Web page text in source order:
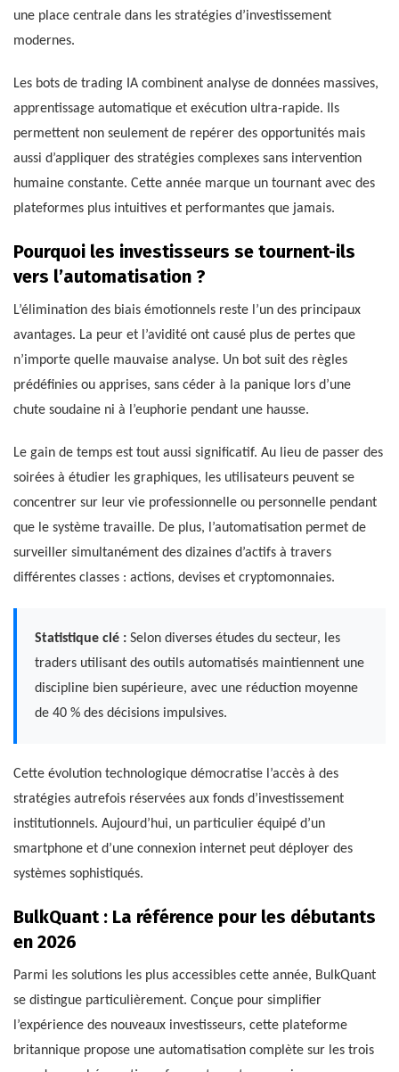
une place centrale dans les stratégies d’investissement
modernes.
Les bots de trading IA combinent analyse de données massives,
apprentissage automatique et exécution ultra-rapide. Ils
permettent non seulement de repérer des opportunités mais
aussi d’appliquer des stratégies complexes sans intervention
humaine constante. Cette année marque un tournant avec des
plateformes plus intuitives et performantes que jamais.
Pourquoi les investisseurs se tournent-ils
vers l’automatisation ?
L’élimination des biais émotionnels reste l’un des principaux
avantages. La peur et l’avidité ont causé plus de pertes que
n’importe quelle mauvaise analyse. Un bot suit des règles
prédéfinies ou apprises, sans céder à la panique lors d’une
chute soudaine ni à l’euphorie pendant une hausse.
Le gain de temps est tout aussi significatif. Au lieu de passer des
soirées à étudier les graphiques, les utilisateurs peuvent se
concentrer sur leur vie professionnelle ou personnelle pendant
que le système travaille. De plus, l’automatisation permet de
surveiller simultanément des dizaines d’actifs à travers
différentes classes : actions, devises et cryptomonnaies.
Statistique clé : Selon diverses études du secteur, les
traders utilisant des outils automatisés maintiennent une
discipline bien supérieure, avec une réduction moyenne
de 40 % des décisions impulsives.
Cette évolution technologique démocratise l’accès à des
stratégies autrefois réservées aux fonds d’investissement
institutionnels. Aujourd’hui, un particulier équipé d’un
smartphone et d’une connexion internet peut déployer des
systèmes sophistiqués.
BulkQuant : La référence pour les débutants
en 2026
Parmi les solutions les plus accessibles cette année, BulkQuant
se distingue particulièrement. Conçue pour simplifier
l’expérience des nouveaux investisseurs, cette plateforme
britannique propose une automatisation complète sur les trois